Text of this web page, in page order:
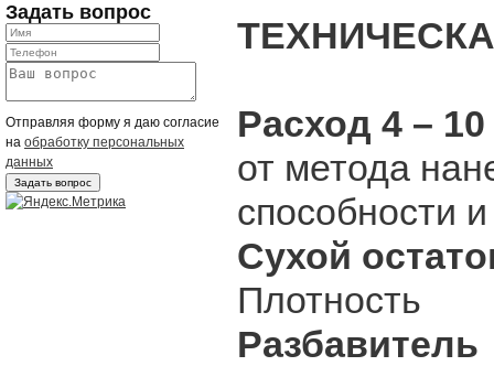
Задать вопрос
Отправляя форму я даю согласие
на обработку персональных
данных
Расход 4 –
от метода
способности
Сухой
Плотность